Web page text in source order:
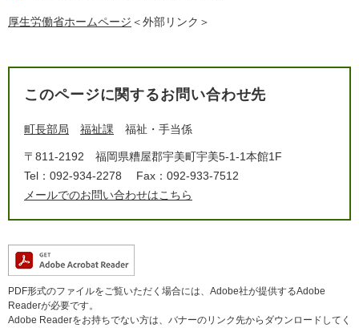
厚生労働省ホームページ ＜外部リンク＞
このページに関するお問い合わせ先
町長部局 福祉課 福祉・手当係
〒811-2192
福岡県糟屋郡宇美町宇美5-1-1本館1F
Tel：092-934-2278
Fax：092-933-7512
メールでのお問い合わせはこちら
PDF形式のファイルをご覧いただく場合には、Adobe社が提供するAdobe
Readerが必要です。
Adobe Readerをお持ちでない方は、バナーのリンク先からダウンロードしてく